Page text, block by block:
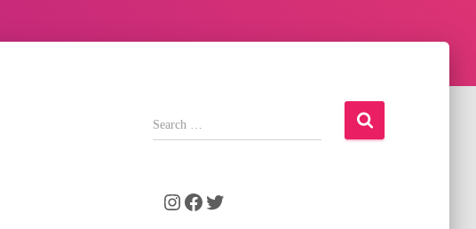
S
e
Instagram Facebook Twitter